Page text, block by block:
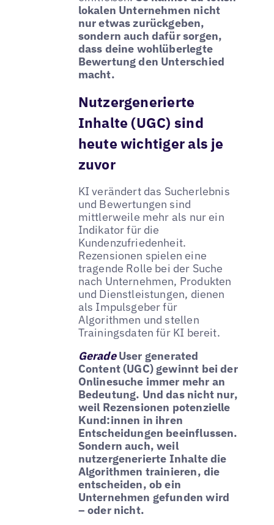
lokalen Unternehmen nicht
nur etwas zurückgeben,
sondern auch dafür sorgen,
dass deine wohlüberlegte
Bewertung den Unterschied
macht.
Nutzergenerierte
Inhalte (UGC) sind
heute wichtiger als je
zuvor
KI verändert das Sucherlebnis
und Bewertungen sind
mittlerweile mehr als nur ein
Indikator für die
Kundenzufriedenheit.
Rezensionen spielen eine
tragende Rolle bei der Suche
nach Unternehmen, Produkten
und Dienstleistungen, dienen
als Impulsgeber für
Algorithmen und stellen
Trainingsdaten für KI bereit.
GeradeUser generated
Content (UGC) gewinnt bei der
Onlinesuche immer mehr an
Bedeutung. Und das nicht nur,
weil Rezensionen potenzielle
Kund:innen in ihren
Entscheidungen beeinflussen.
Sondern auch, weil
nutzergenerierte Inhalte die
Algorithmen trainieren, die
entscheiden, ob ein
Unternehmen gefunden wird
– oder nicht.